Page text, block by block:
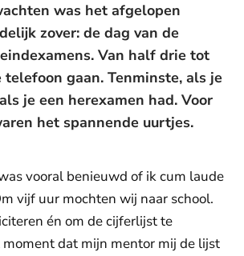
was het afgelopen
zover: de dag van de
Van half drie tot
gaan. Tenminste, als je
je een herexamen had. Voor
het spannende uurtjes.
vooral benieuwd of ik cum laude
vijf uur mochten wij naar school.
én om de cijferlijst te
dat mijn mentor mij de lijst